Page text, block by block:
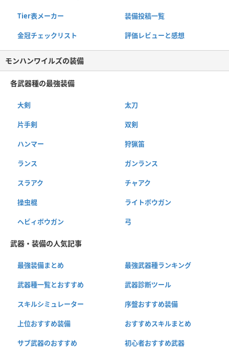
Tier表メーカー 装備投稿一覧
金冠チェックリスト 評価レビューと感想
モンハンワイルズの装備
各武器種の最強装備
大剣 太刀
片手剣 双剣
ハンマー 狩猟笛
ランス ガンランス
スラアク チャアク
操虫棍 ライトボウガン
ヘビィボウガン 弓
武器・装備の人気記事
最強装備まとめ 最強武器種ランキング
武器種一覧とおすすめ 武器診断ツール
スキルシミュレーター 序盤おすすめ装備
上位おすすめ装備 おすすめスキルまとめ
サブ武器のおすすめ 初心者おすすめ武器